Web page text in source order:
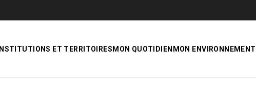
INSTITUTIONS ET TERRITOIRES MON QUOTIDIEN MON ENVIRONNEMENT